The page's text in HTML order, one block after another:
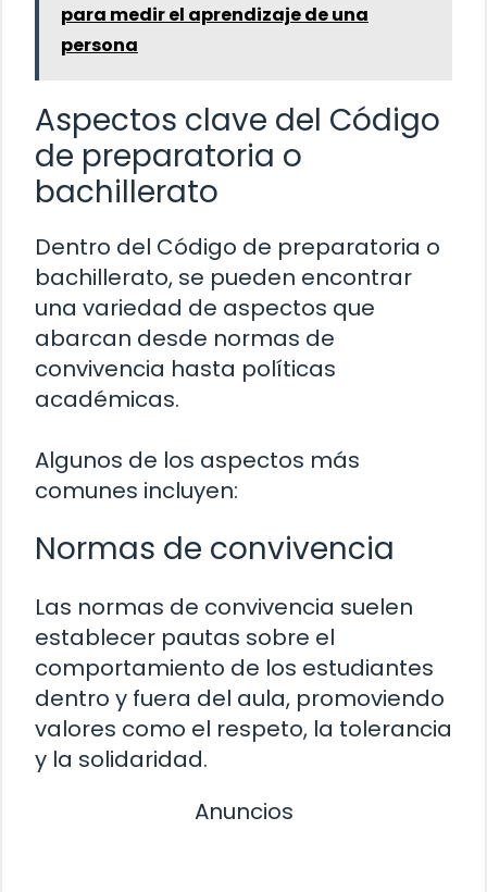
para medir el aprendizaje de una
persona
Aspectos clave del Código
de preparatoria o
bachillerato
Dentro del Código de preparatoria o
bachillerato, se pueden encontrar
una variedad de aspectos que
abarcan desde normas de
convivencia hasta políticas
académicas.
Algunos de los aspectos más
comunes incluyen:
Normas de convivencia
Las normas de convivencia suelen
establecer pautas sobre el
comportamiento de los estudiantes
dentro y fuera del aula, promoviendo
valores como el respeto, la tolerancia
y la solidaridad.
Anuncios